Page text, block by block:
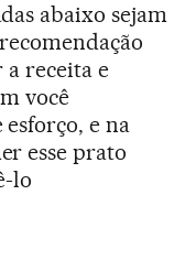
abaixo sejam
receita e
você
e na
esse prato
lo